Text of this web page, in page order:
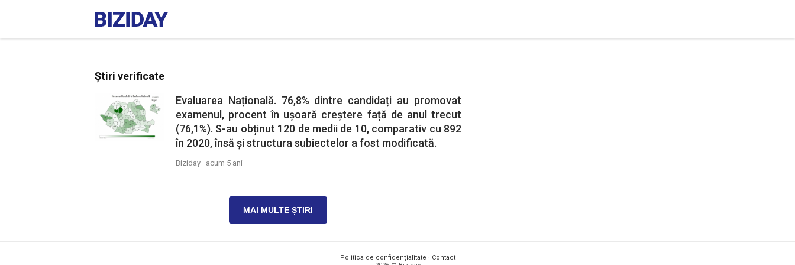
Știri verificate
Evaluarea Națională. 76,8% dintre candidați au promovat
examenul, procent în ușoară creștere față de anul trecut
(76,1%). S-au obținut 120 de medii de 10, comparativ cu 892
în 2020, însă și structura subiectelor a fost modificată.
Biziday · acum 5 ani
MAI MULTE ȘTIRI
Politica de confidențialitate · Contact